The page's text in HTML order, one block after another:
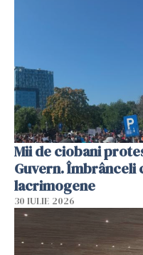
Mii de ciobani
Guvern. Îmbrânceli
lacrimogene
30 IULIE 2026